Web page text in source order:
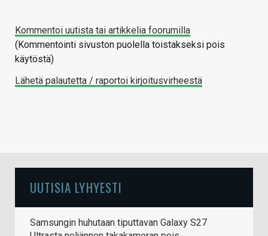
Kommentoi uutista tai artikkelia foorumilla
(Kommentointi sivuston puolella toistakseksi pois
käytöstä)
Lähetä palautetta / raportoi kirjoitusvirheestä
UUTISIA LYHYESTI
Samsungin huhutaan tiputtavan Galaxy S27